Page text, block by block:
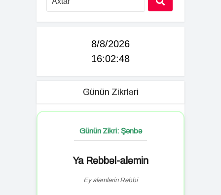
8/8/2026
16:02:49
Günün Zikrləri
Günün Zikri: Şənbə
Ya Rəbbəl-aləmin
Ey aləmlərin Rəbbi